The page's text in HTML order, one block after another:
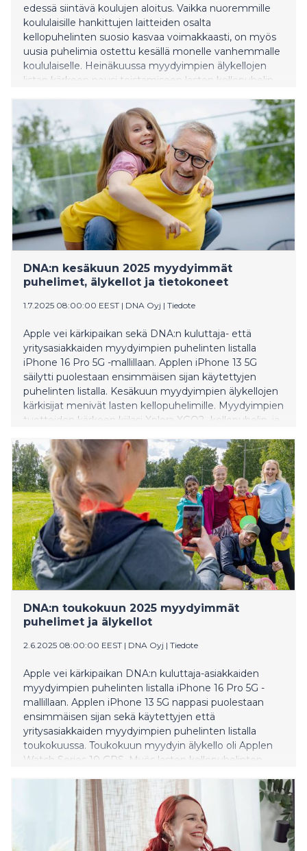
edessä siintävä koulujen aloitus. Vaikka nuoremmille
koululaisille hankittujen laitteiden osalta
kellopuhelinten suosio kasvaa voimakkaasti, on myös
uusia puhelimia ostettu kesällä monelle vanhemmalle
koululaiselle. Heinäkuussa myydyimpien älykellojen
listan kärkeen nousi toistamiseen lasten kellopuhelin
DNA:n kesäkuun 2025 myydyimmät
puhelimet, älykellot ja tietokoneet
1.7.2025 08:00:00 EEST | DNA Oyj | Tiedote
Apple vei kärkipaikan sekä DNA:n kuluttaja- että
yritysasiakkaiden myydyimpien puhelinten listalla
iPhone 16 Pro 5G -mallillaan. Applen iPhone 13 5G
säilytti puolestaan ensimmäisen sijan käytettyjen
puhelinten listalla. Kesäkuun myydyimpien älykellojen
kärkisijat menivät lasten kellopuhelimille. Myydyimpien
tuotteiden kärkeen kiilasi Xplora XGO2 -kellopuhelin, ja
Toisen kvartaalin myydyimmän tietokoneen paikan
otti Applen MacBook Air 13" M2.
DNA:n toukokuun 2025 myydyimmät
puhelimet ja älykellot
2.6.2025 08:00:00 EEST | DNA Oyj | Tiedote
Apple vei kärkipaikan DNA:n kuluttaja-asiakkaiden
myydyimpien puhelinten listalla iPhone 16 Pro 5G -
mallillaan. Applen iPhone 13 5G nappasi puolestaan
ensimmäisen sijan sekä käytettyjen että
yritysasiakkaiden myydyimpien puhelinten listalla
toukokuussa. Toukokuun myydyin älykello oli Applen
Watch Series 10 GPS. Myös lasten kellopuhelinten